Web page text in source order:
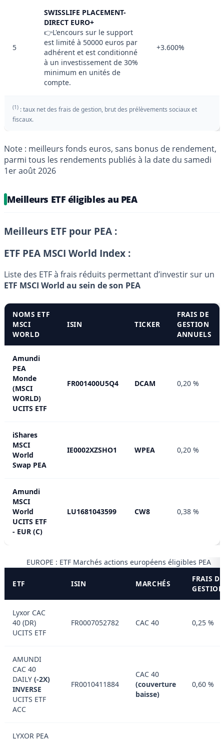
5
SWISSLIFE PLACEMENT-
DIRECT EURO+
👉L'encours sur le support
est limité à 50000 euros par
adhérent et est conditionné
à un investissement de 30%
minimum en unités de
compte.
+3.600%
(1) : taux net des frais de gestion, brut des prélèvements sociaux et
fiscaux.
Note : meilleurs fonds euros, sans bonus de rendement,
parmi tous les rendements publiés à la date du samedi
1er août 2026
Meilleurs ETF éligibles au PEA
Meilleurs ETF pour PEA :
ETF PEA MSCI World Index :
Liste des ETF à frais réduits permettant d’investir sur un
ETF MSCI World au sein de son PEA
NOMS ETF
MSCI
WORLD
ISIN TICKER
FRAIS DE
GESTION
ANNUELS
Amundi
PEA
Monde
(MSCI
WORLD)
UCITS ETF
FR001400U5Q4 DCAM 0,20 %
iShares
MSCI
World
Swap PEA
IE0002XZSHO1 WPEA 0,20 %
Amundi
MSCI
World
UCITS ETF
- EUR (C)
LU1681043599 CW8 0,38 %
EUROPE : ETF Marchés actions européens éligibles PEA
ETF ISIN MARCHÉS
FRAIS DE
GESTION
Lyxor CAC
40 (DR)
UCITS ETF
FR0007052782 CAC 40 0,25 %
AMUNDI
CAC 40
DAILY (-2X)
INVERSE
UCITS ETF
ACC
FR0010411884
CAC 40
(couverture
baisse)
0,60 %
LYXOR PEA